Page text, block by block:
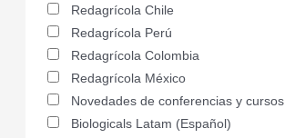
Redagrícola Chile
Redagrícola Perú
Redagrícola Colombia
Redagrícola México
Novedades de conferencias y cursos
Biologicals Latam (Español)